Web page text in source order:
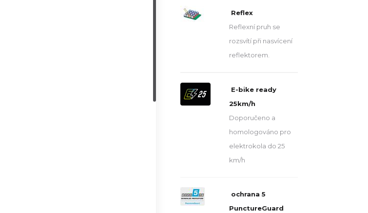
Reflex
Reflexní pruh se
rozsvítí při nasvícení
reflektorem.
E-bike ready
25km/h
Doporučeno a
homologováno pro
elektrokola do 25
km/h
ochrana 5
PunctureGuard